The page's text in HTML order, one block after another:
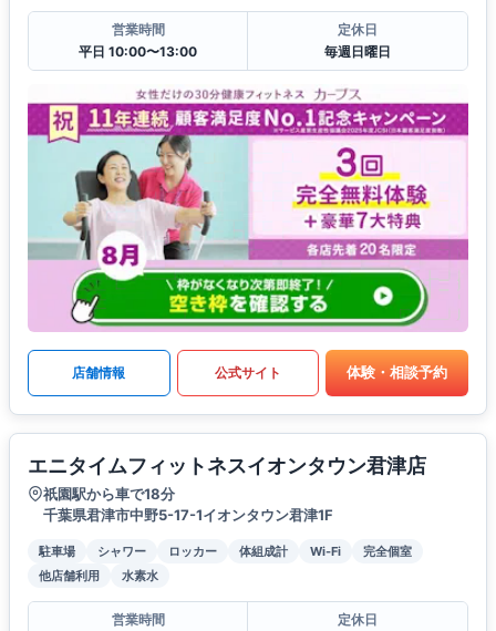
営業時間
平日 10:00〜13:00
定休日
毎週日曜日
店舗情報 公式サイト 体験・相談予約
エニタイムフィットネスイオンタウン君津店
祇園駅から車で18分
千葉県君津市中野5-17-1イオンタウン君津1F
駐車場 シャワー ロッカー 体組成計 Wi-Fi
完全個室
他店舗利用
水素水
営業時間
定休日